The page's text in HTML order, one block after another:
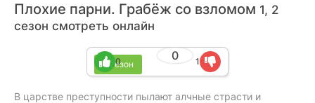
Плохие парни. Грабёж со взломом 1, 2
сезон смотреть онлайн
2 сезон
0
0 1
В царстве преступности пылают алчные страсти и